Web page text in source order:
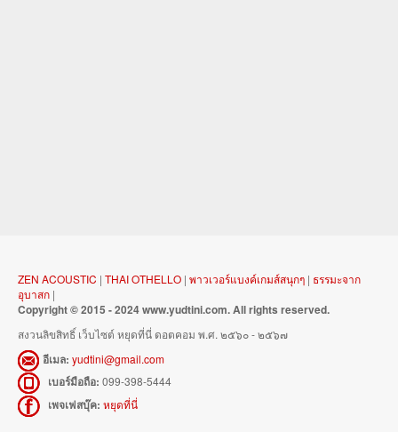
ZEN ACOUSTIC | THAI OTHELLO | พาวเวอร์แบงค์เกมส์สนุกๆ | ธรรมะจาก
อุบาสก |
Copyright © 2015 - 2024 www.yudtini.com. All rights reserved.
สงวนลิขสิทธิ์ เว็บไซต์ หยุดที่นี่ ดอตคอม พ.ศ. ๒๕๖๐ - ๒๕๖๗
อีเมล: yudtini@gmail.com
เบอร์มือถือ: 099-398-5444
เพจเฟสบุ๊ค: หยุดที่นี่